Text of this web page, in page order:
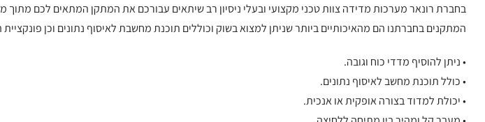
בחברת רונאר מערכות מדידה צוות טכני מקצועי ובעלי ניסיון רב שיתאים עבורכם את המתקן המתאים לכם מתוך
המתקנים בחברתנו הם מהאיכותיים ביותר שניתן למצוא בשוק וכוללים תוכנת מחשבת לאיסוף נתונים וכן
• ניתן להוסיף מדדי כוח וגובה.
• כולל תוכנת מחשב לאיסוף נתונים.
• יכולת למדוד בצורה אופקית או אנכית.